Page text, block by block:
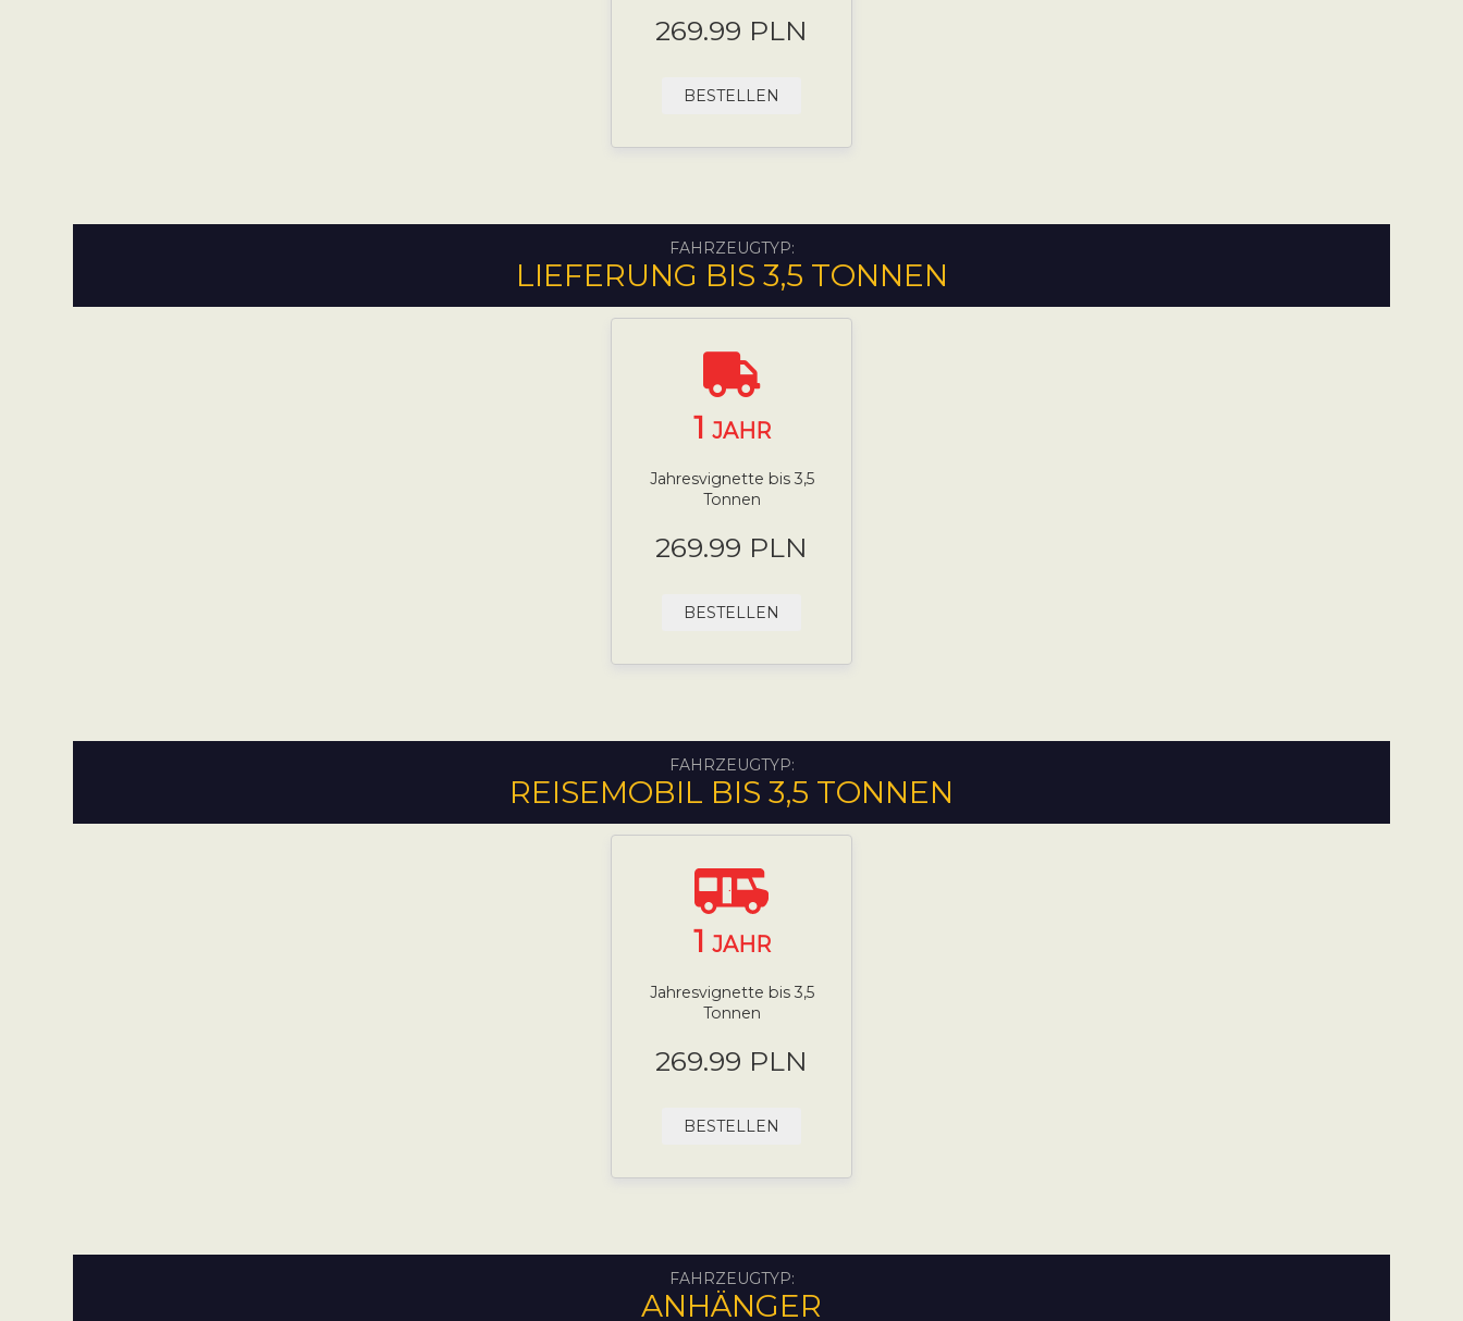
269.99 PLN
BESTELLEN
FAHRZEUGTYP:
LIEFERUNG BIS 3,5 TONNEN
1 JAHR
Jahresvignette bis 3,5
Tonnen
269.99 PLN
BESTELLEN
FAHRZEUGTYP:
REISEMOBIL BIS 3,5 TONNEN
1 JAHR
Jahresvignette bis 3,5
Tonnen
269.99 PLN
BESTELLEN
FAHRZEUGTYP:
ANHÄNGER